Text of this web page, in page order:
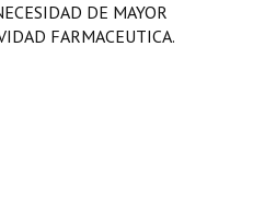
DE MAYOR
FARMACEUTICA.